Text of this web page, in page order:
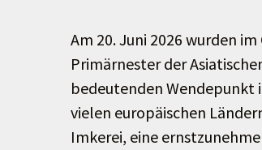
Am 20. Juni 2026 wurden
Primärnester der
bedeutenden Wendepunkt
vielen europäischen
Imkerei, eine